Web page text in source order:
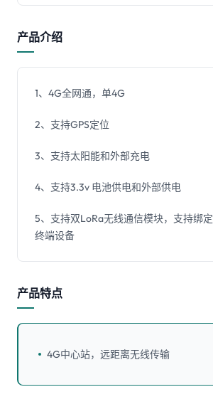
产品介绍
1、4G全网通，单4G
2、支持GPS定位
3、支持太阳能和外部充电
4、支持3.3v 电池供电和外部供电
5、支持双LoRa无线通信模块，支持绑
终端设备
产品特点
4G中心站，远距离无线传输